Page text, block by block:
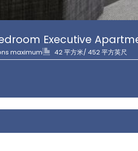
Executive
maximum 42 平方米/ 452 平方英尺